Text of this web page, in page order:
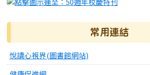
常用連結
悅讀心視界(圖書館網站)